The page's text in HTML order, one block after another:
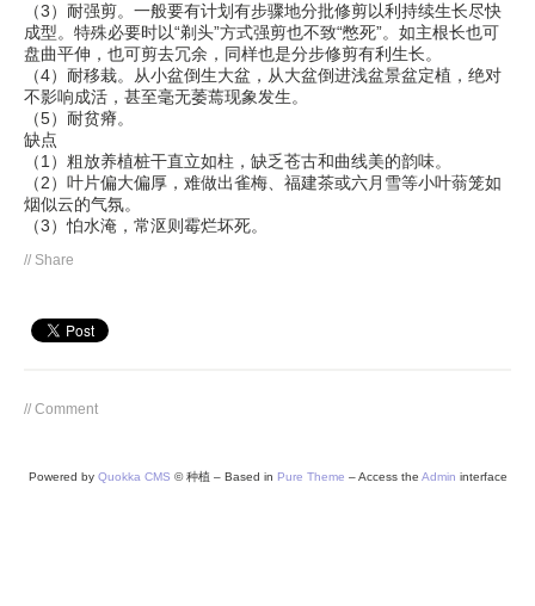
（3）耐强剪。一般要有计划有步骤地分批修剪以利持续生长尽快
成型。特殊必要时以“剃头”方式强剪也不致“憋死”。如主根长也可
盘曲平伸，也可剪去冗余，同样也是分步修剪有利生长。
（4）耐移栽。从小盆倒生大盆，从大盆倒进浅盆景盆定植，绝对
不影响成活，甚至毫无萎蔫现象发生。
（5）耐贫瘠。
缺点
（1）粗放养植桩干直立如柱，缺乏苍古和曲线美的韵味。
（2）叶片偏大偏厚，难做出雀梅、福建茶或六月雪等小叶蓊笼如
烟似云的气氛。
（3）怕水淹，常沤则霉烂坏死。
// Share
// Comment
Powered by Quokka CMS © 种植 – Based in Pure Theme – Access the Admin interface